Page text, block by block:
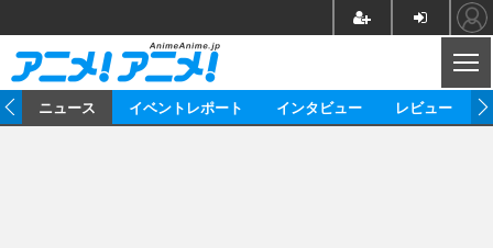
ニュース イベントレポート インタビュー レビュー